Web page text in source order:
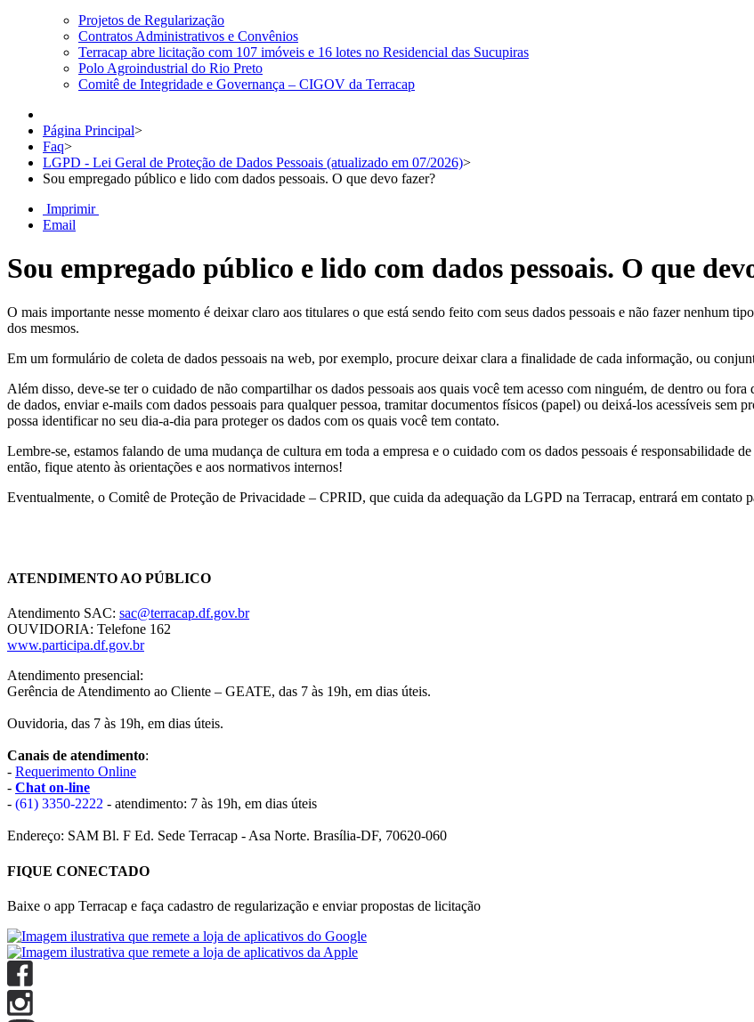
Projetos de Regularização
Contratos Administrativos e Convênios
Terracap abre licitação com 107 imóveis e 16 lotes no Residencial das Sucupiras
Polo Agroindustrial do Rio Preto
Comitê de Integridade e Governança – CIGOV da Terracap
Página Principal>
Faq>
LGPD - Lei Geral de Proteção de Dados Pessoais (atualizado em 07/2026)>
Sou empregado público e lido com dados pessoais. O que devo fazer?
Imprimir
Email
Sou empregado público e lido com dados pessoais. O que
O mais importante nesse momento é deixar claro aos titulares o que está sendo feito com seus dados pessoais e não fazer nenhum
dos mesmos.
Em um formulário de coleta de dados pessoais na web, por exemplo, procure deixar clara a finalidade de cada informação, ou
Além disso, deve-se ter o cuidado de não compartilhar os dados pessoais aos quais você tem acesso com ninguém, de dentro ou
de dados, enviar e-mails com dados pessoais para qualquer pessoa, tramitar documentos físicos (papel) ou deixá-los acessíveis sem
possa identificar no seu dia-a-dia para proteger os dados com os quais você tem contato.
Lembre-se, estamos falando de uma mudança de cultura em toda a empresa e o cuidado com os dados pessoais é responsabilidade
então, fique atento às orientações e aos normativos internos!
Eventualmente, o Comitê de Proteção de Privacidade – CPRID, que cuida da adequação da LGPD na Terracap, entrará em contato
ATENDIMENTO AO PÚBLICO
Atendimento SAC: sac@terracap.df.gov.br
OUVIDORIA: Telefone 162
www.participa.df.gov.br
Atendimento presencial:
Gerência de Atendimento ao Cliente – GEATE, das 7 às 19h, em dias úteis.
Ouvidoria, das 7 às 19h, em dias úteis.
Canais de atendimento:
- Requerimento Online
- Chat on-line
- (61) 3350-2222 - atendimento: 7 às 19h, em dias úteis
Endereço: SAM Bl. F Ed. Sede Terracap - Asa Norte. Brasília-DF, 70620-060
FIQUE CONECTADO
Baixe o app Terracap e faça cadastro de regularização e enviar propostas de licitação